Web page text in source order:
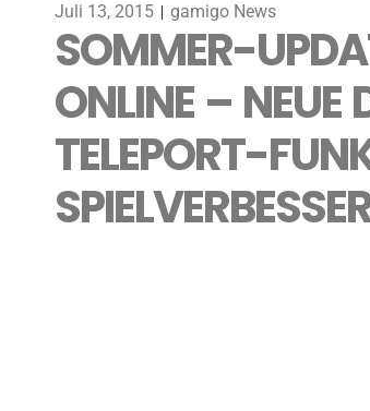
Juli 13, 2015 gamigo News
SOMMER-
ONLINE – NEUE
TELEPORT-